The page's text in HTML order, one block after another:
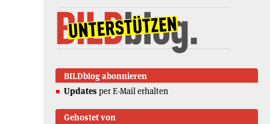
BILDblog abonnieren
Updates per E-Mail erhalten
Gehostet von